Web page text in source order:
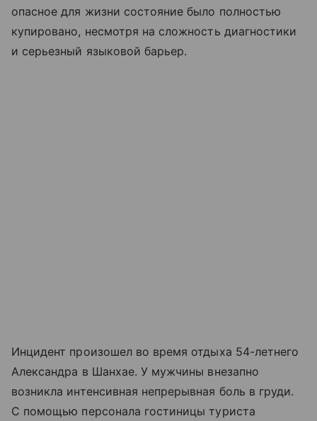
опасное для жизни состояние было полностью
купировано, несмотря на сложность диагностики
и серьезный языковой барьер.
Инцидент произошел во время отдыха 54-летнего
Александра в Шанхае. У мужчины внезапно
возникла интенсивная непрерывная боль в груди.
С помощью персонала гостиницы туриста